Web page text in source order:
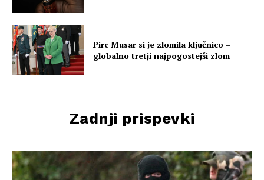
Pirc Musar si je zlomila ključnico –
globalno tretji najpogostejši zlom
Zadnji prispevki